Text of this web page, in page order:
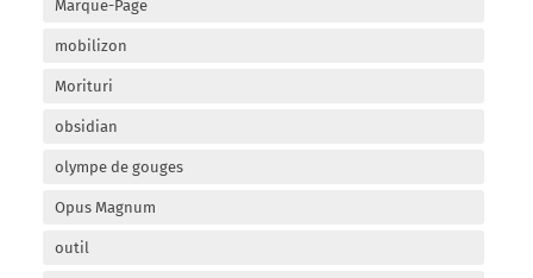
Marque-Page
mobilizon
Morituri
obsidian
olympe de gouges
Opus Magnum
outil